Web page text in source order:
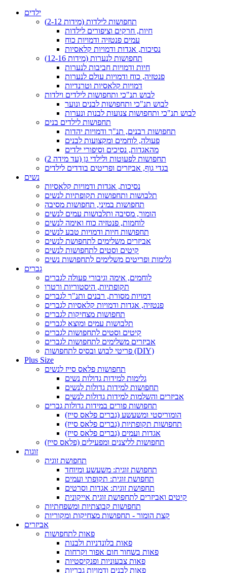
ילדים
תחפושות לילדות (מידות 2-12)
חיות, חרקים וציפורים לילדות
עמים פנטזיה ודמויות כוח
נסיכות, אגדות ודמויות קלאסיות
תחפושות לנערות (מידות 12-16)
חיות ודמויות חביבות לנערות
פנטזיה, כוח ודמויות עולם לנערות
דמויות קלאסיות וטרנדיות
לבוש תנ"כי ותחפושות לילדים וילדות
לבוש תנ"כי ותחפושות לבנים ונוער
לבוש תנ"כי ותחפושות צנועות לבנות ונערות
תחפושות לילדים בנים
תחפושות רבנים, תנ"ך ודמויות יהדות
פעולה, לוחמים ומקצועות לבנים
מהאגדות, נסיכים וסיפורי ילדים
תחפושות לפעוטות ולילדי גן (עד מידה 2)
בגדי גוף, אביזרים ופריטים בודדים לילדים
נשים
נסיכות, אגדות ודמויות קלאסיות
תלבושות ותחפושות תקופתיות לנשים
תחפושות במיני, תחפושות מסיבה
הומור, מסיבה ותלבושות עמים לנשים
לוחמות, פנטזיה כוח ואימה לנשים
תחפושות חיות ודמויות טבע לנשים
אביזרים משלימים לתחפושת לנשים
קיטים וסטים לתחפושות לנשים
גלימות ופריטים משלימים לתחפושות נשים
גברים
לוחמים, אימה וגיבורי פעולה לגברים
תקופתיות, היסטוריות ורטרו
דמויות מסורת, רבנים ותנ"ך לגברים
פנטזיה, אגדות ודמויות קלאסיות לגברים
תחפושות מצחיקות לגברים
תלבושות עמים ומוצא לגברים
קיטים וסטים לתחפושות לגברים
אביזרים משלימים לתחפושות לגברים
פריטי לבוש ובסיס לתחפושות (DIY)
Plus Size
תחפושות פלאס סייז לנשים
גלימות למידות גדולות נשים
תחפושות למידות גדולות לנשים
אביזרים והשלמות למידות גדולות לנשים
תחפושות פורים במידות גדולות גברים
הומוריסטי ומשעשע (גברים פלאס סייז)
תחפושות תקופתיות (גברים פלאס סייז)
אגדות ועמים (גברים פלאס סייז)
תחפושות לליצנים ומפעילים (פלאס סייז)
זוגות
תחפושת זוגית
תחפושת זוגית: משעשע ומיוחד
תחפושת זוגית: תקופתי ועמים
תחפושת זוגית: אגדות וסרטים
קיטים ואביזרים לתחפושת זוגית אייקונית
תחפושות קבוצתיות ומשפחתיות
קצת הומור - תחפושות מצחיקות ומקוריות
אביזרים
פאות לתחפושות
פאות בלונדניות ולבנות
פאות בשחור חום אפור וקרחות
פאות צבעוניות ופנקיסטיות
פאות לבנים ודמויות גבריות